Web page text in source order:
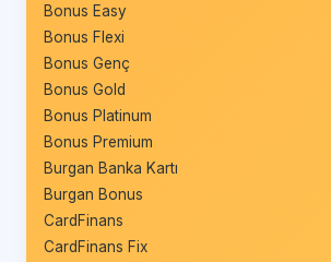
Bonus Easy
Bonus Flexi
Bonus Genç
Bonus Gold
Bonus Platinum
Bonus Premium
Burgan Banka Kartı
Burgan Bonus
CardFinans
CardFinans Fix